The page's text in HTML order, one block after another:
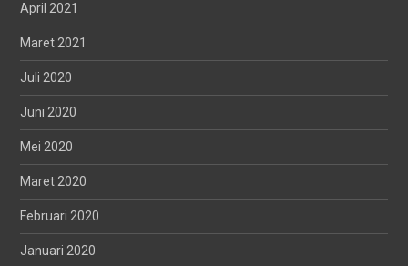
April 2021
Maret 2021
Juli 2020
Juni 2020
Mei 2020
Maret 2020
Februari 2020
Januari 2020